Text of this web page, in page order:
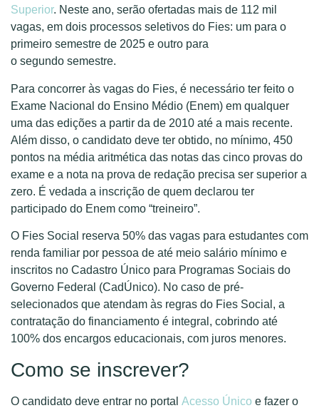
Superior. Neste ano, serão ofertadas mais de 112 mil
vagas, em dois processos seletivos do Fies: um para o
primeiro semestre de 2025 e outro para
o segundo semestre.
Para concorrer às vagas do Fies, é necessário ter feito o
Exame Nacional do Ensino Médio (Enem) em qualquer
uma das edições a partir da de 2010 até a mais recente.
Além disso, o candidato deve ter obtido, no mínimo, 450
pontos na média aritmética das notas das cinco provas do
exame e a nota na prova de redação precisa ser superior a
zero. É vedada a inscrição de quem declarou ter
participado do Enem como “treineiro”.
O Fies Social reserva 50% das vagas para estudantes com
renda familiar por pessoa de até meio salário mínimo e
inscritos no Cadastro Único para Programas Sociais do
Governo Federal (CadÚnico). No caso de pré-
selecionados que atendam às regras do Fies Social, a
contratação do financiamento é integral, cobrindo até
100% dos encargos educacionais, com juros menores.
Como se inscrever?
O candidato deve entrar no portal Acesso Único e fazer o